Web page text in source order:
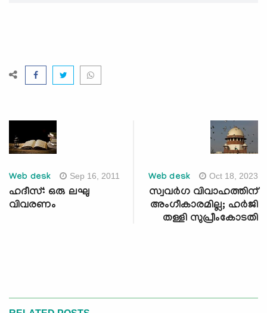
Web desk Sep 16, 2011
ഹദീസ്: ഒരു ലഘു
വിവരണം
Web desk Oct 18, 2023
സ്വവർഗ വിവാഹത്തിന്
അംഗീകാരമില്ല; ഹർജി
തള്ളി സുപ്രീംകോടതി